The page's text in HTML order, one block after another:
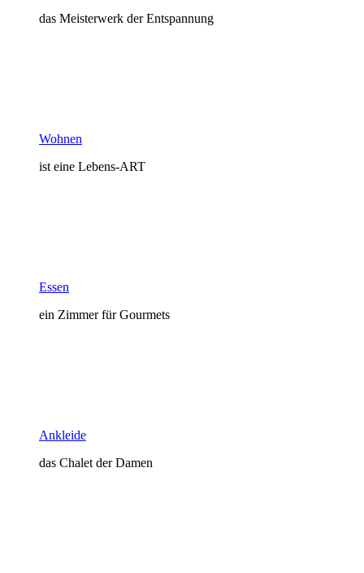
das Meisterwerk der Entspannung
Wohnen
ist eine Lebens-ART
Essen
ein Zimmer für Gourmets
Ankleide
das Chalet der Damen